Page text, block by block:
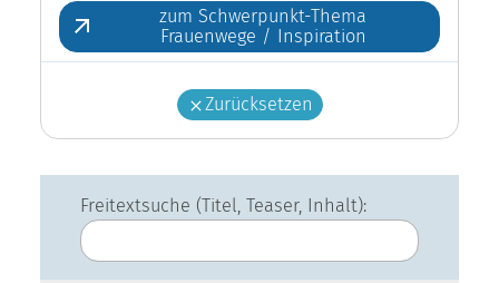
zum Schwerpunkt-Thema
Frauenwege / Inspiration
Zurücksetzen
Freitextsuche (Titel, Teaser, Inhalt):